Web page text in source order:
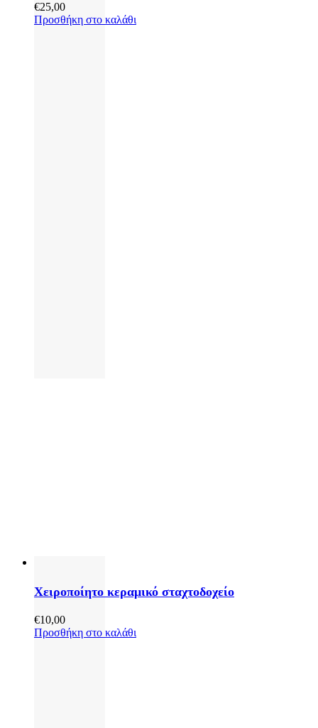
€25,00
Προσθήκη στο καλάθι
Χειροποίητο κεραμικό σταχτοδοχείο
€10,00
Προσθήκη στο καλάθι